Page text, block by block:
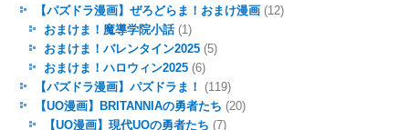
【パズドラ漫画】ぜろどらま！おまけ漫画(12)
おまけま！魔導学院小話(1)
おまけま！バレンタイン2025(5)
おまけま！ハロウィン2025(6)
【パズドラ漫画】パズドラま！
(119)
【UO漫画】BRITANNIAの勇者たち (20)
【UO漫画】現代UOの勇者たち (7)